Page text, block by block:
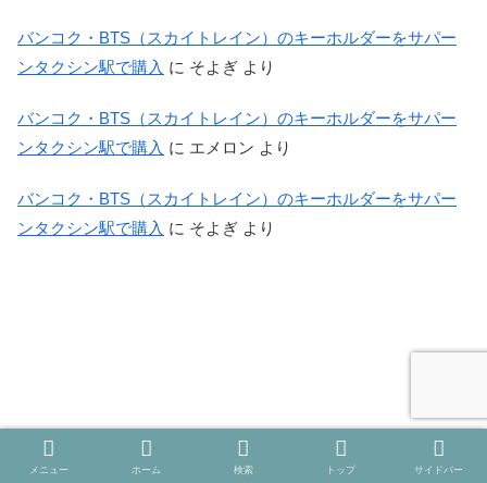
バンコク・BTS（スカイトレイン）のキーホルダーをサパー
ンタクシン駅で購入 に そよぎ より
バンコク・BTS（スカイトレイン）のキーホルダーをサパー
ンタクシン駅で購入 に エメロン より
バンコク・BTS（スカイトレイン）のキーホルダーをサパー
ンタクシン駅で購入 に そよぎ より
メニュー ホーム 検索 トップ サイドバー